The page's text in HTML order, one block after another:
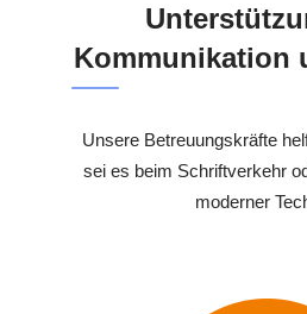
Kommunikation
Unsere Betreuungskräfte
sei es beim Schriftverkehr
moderner